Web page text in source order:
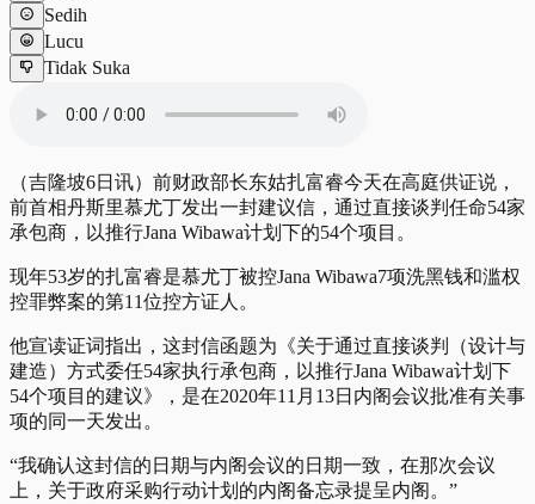
Sedih
Lucu
Tidak Suka
（吉隆坡6日讯）前财政部长东姑扎富睿今天在高庭供证说，
前首相丹斯里慕尤丁发出一封建议信，通过直接谈判任命54家
承包商，以推行Jana Wibawa计划下的54个项目。
现年53岁的扎富睿是慕尤丁被控Jana Wibawa7项洗黑钱和滥权
控罪弊案的第11位控方证人。
他宣读证词指出，这封信函题为《关于通过直接谈判（设计与
建造）方式委任54家执行承包商，以推行Jana Wibawa计划下
54个项目的建议》，是在2020年11月13日内阁会议批准有关事
项的同一天发出。
“我确认这封信的日期与内阁会议的日期一致，在那次会议
上，关于政府采购行动计划的内阁备忘录提呈内阁。”